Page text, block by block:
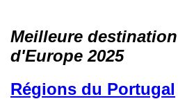
Meilleure
d'Europe 2025
Régions du Portugal